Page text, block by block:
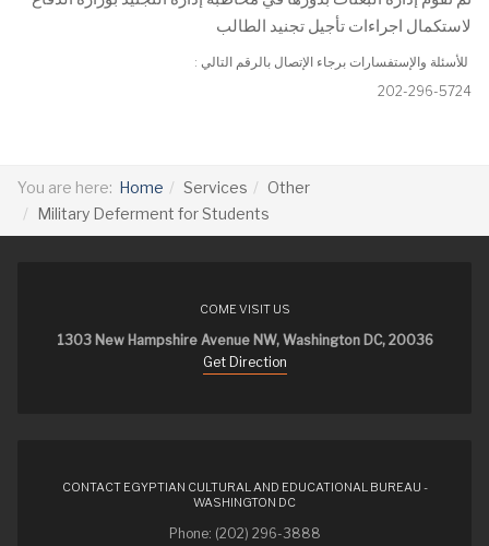
لاستكمال اجراءات تأجيل تجنيد الطالب
202-296-5724
You are here: Home Services
Other
Military Deferment for Students
COME VISIT US
1303 New Hampshire Avenue NW, Washington DC, 20036
Get Direction
CONTACT EGYPTIAN CULTURAL AND EDUCATIONAL BUREAU -
WASHINGTON DC
Phone: (202) 296-3888